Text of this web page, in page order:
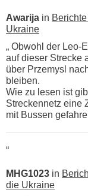
Awarija in
Ukraine
„ Obwohl der Leo-
auf dieser Strecke
über Przemysl
bleiben.
Wie zu lesen ist
Streckennetz eine
mit Bussen
“
MHG1023 in
die Ukraine